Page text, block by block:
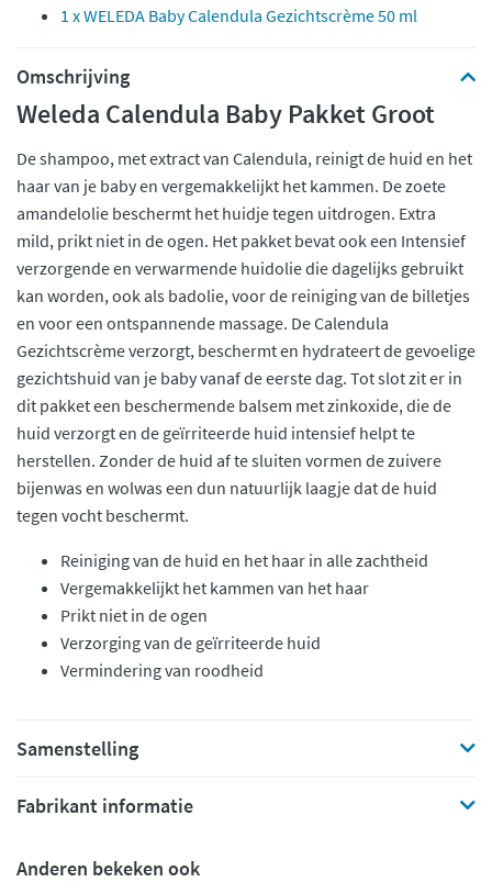
1 x WELEDA Baby Calendula Gezichtscrème 50 ml
Omschrijving
Weleda Calendula Baby Pakket Groot
De shampoo, met extract van Calendula, reinigt de huid en het
haar van je baby en vergemakkelijkt het kammen. De zoete
amandelolie beschermt het huidje tegen uitdrogen. Extra
mild, prikt niet in de ogen. Het pakket bevat ook een Intensief
verzorgende en verwarmende huidolie die dagelijks gebruikt
kan worden, ook als badolie, voor de reiniging van de billetjes
en voor een ontspannende massage. De Calendula
Gezichtscrème verzorgt, beschermt en hydrateert de gevoelige
gezichtshuid van je baby vanaf de eerste dag. Tot slot zit er in
dit pakket een beschermende balsem met zinkoxide, die de
huid verzorgt en de geïrriteerde huid intensief helpt te
herstellen. Zonder de huid af te sluiten vormen de zuivere
bijenwas en wolwas een dun natuurlijk laagje dat de huid
tegen vocht beschermt.
Reiniging van de huid en het haar in alle zachtheid
Vergemakkelijkt het kammen van het haar
Prikt niet in de ogen
Verzorging van de geïrriteerde huid
Vermindering van roodheid
Samenstelling
Fabrikant informatie
Anderen bekeken ook